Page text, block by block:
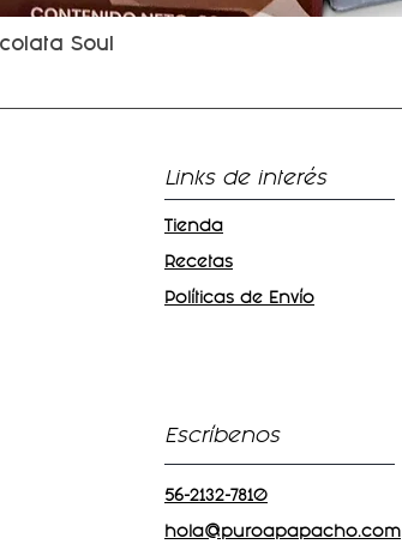
Soul
Links de interés
Tienda
Recetas
Políticas de Envío
Escríbenos
56-2132-7810
hola@puroapapacho.com